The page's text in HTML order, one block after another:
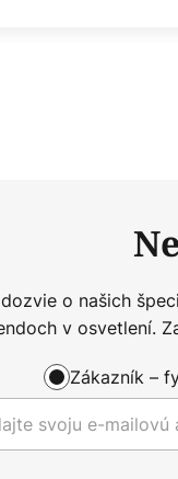
o našich
v osvetlení.
Zákazník –